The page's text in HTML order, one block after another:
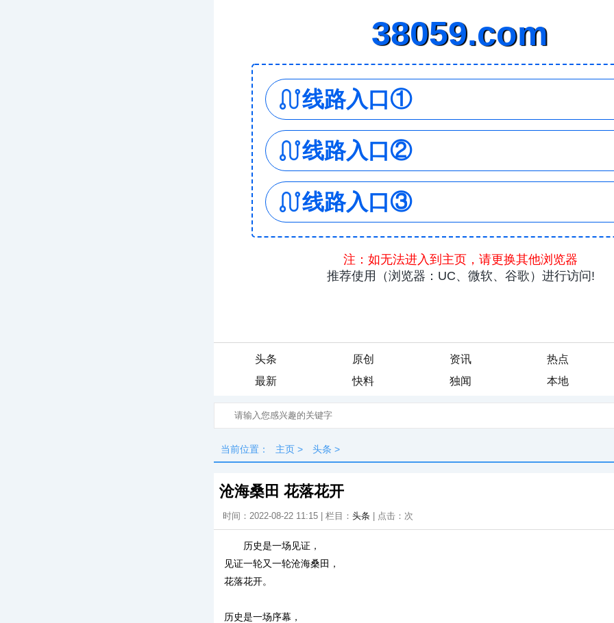
头条 原创 资讯
热点
最新
快料 独闻 本地
当前位置： 主页 > 头条 >
沧海桑田 花落花开
时间：2022-08-22 11:15 | 栏目： 头条 | 点击： 次
历史是一场见证，
见证一轮又一轮沧海桑田，
花落花开。
历史是一场序幕，